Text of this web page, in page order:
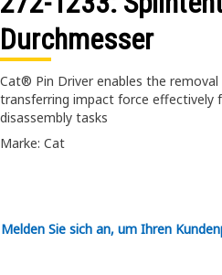
Durchmesser
Cat® Pin Driver enables the
transferring impact force effectively
disassembly tasks
Marke: Cat
Melden Sie sich an, um Ihren